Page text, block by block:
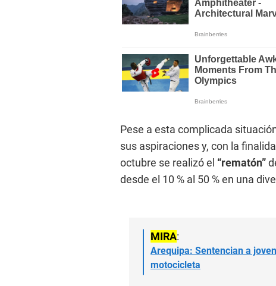
Pese a esta complicada
sus aspiraciones y, con la
octubre se realizó el “rematón”
desde el 10 % al 50 % en una
MIRA:
Arequipa: Sentencian a
motocicleta